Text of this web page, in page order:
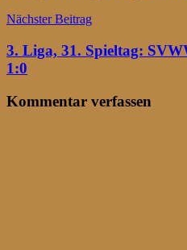
Nächster Beitrag
3. Liga, 31. Spieltag:
1:0
Kommentar verfassen